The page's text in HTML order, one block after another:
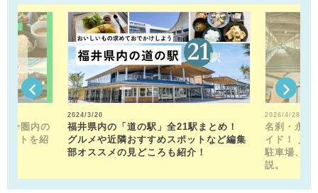
分圏内の
ットを紹
2024/3/20
福井県内の「道の駅」全21駅まとめ！
グルメや近隣おすすめスポットなど編集
部オススメの見どころも紹介！
2026/4/28
名刹・永平
イド！ 見
駐車場、お
説。